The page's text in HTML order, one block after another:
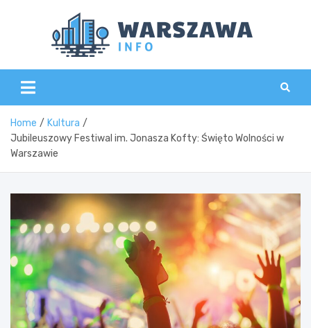
Home
Kultura
Jubileuszowy Festiwal im. Jonasza Kofty: Święto Wolności w
Warszawie